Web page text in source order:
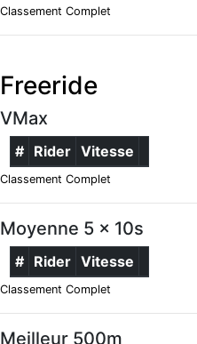
Classement Complet
Freeride
VMax
# Rider Vitesse
Classement Complet
Moyenne 5 x 10s
# Rider Vitesse
Classement Complet
Meilleur 500m